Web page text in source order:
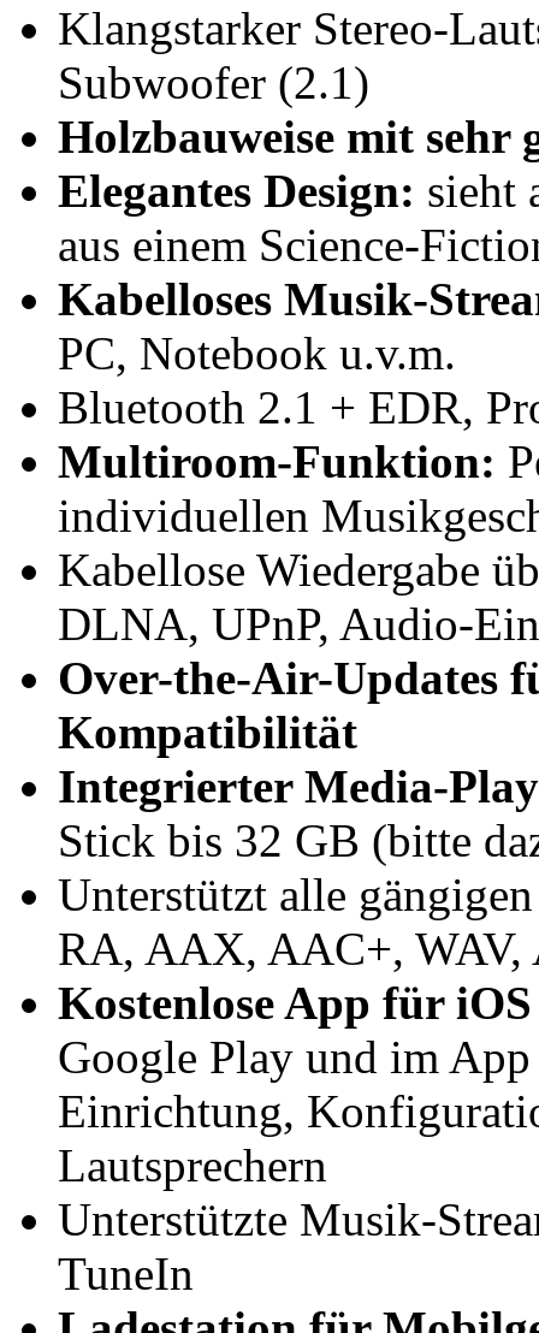
Klangstarker Stereo-
Subwoofer (2.1)
Holzbauweise mit sehr
Elegantes Design: sieht
aus einem Science-
Kabelloses Musik-
PC, Notebook u.v.m.
Bluetooth 2.1 + EDR,
Multiroom-Funktion:
individuellen
Kabellose Wiedergabe
DLNA, UPnP, Audio-
Over-the-Air-Updates
Kompatibilität
Integrierter Media-
Stick bis 32 GB (bitte
Unterstützt alle
RA, AAX, AAC+, WAV,
Kostenlose App für
Google Play und im
Einrichtung,
Lautsprechern
Unterstützte Musik-
TuneIn